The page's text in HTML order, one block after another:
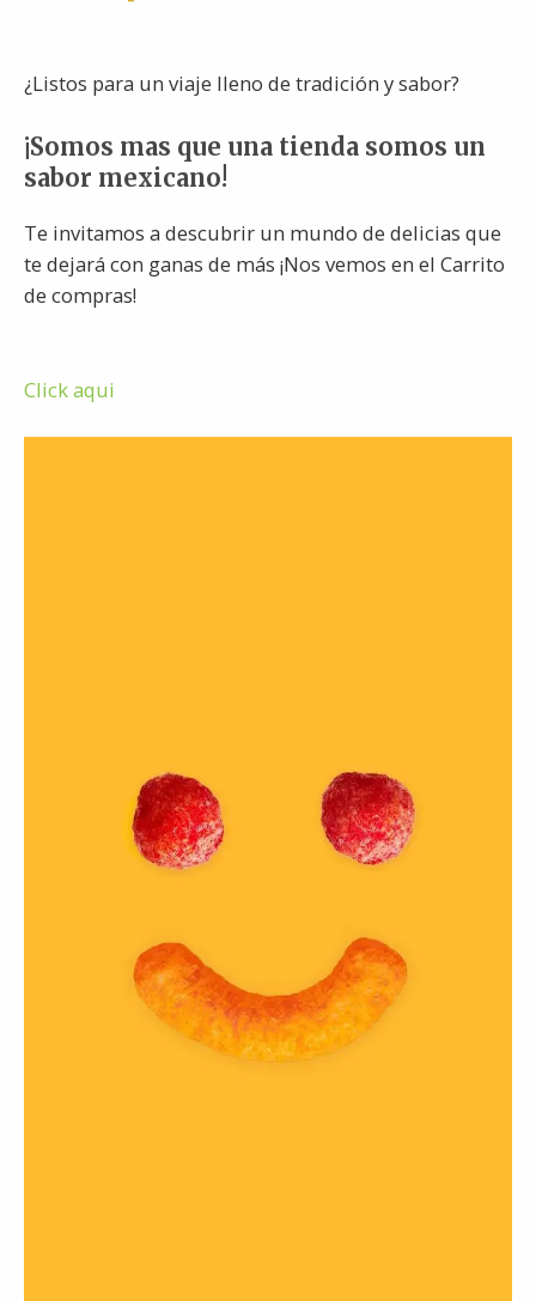
¿Listos para un viaje lleno de tradición y sabor?
¡Somos mas que una tienda somos un
sabor mexicano!
Te invitamos a descubrir un mundo de delicias que
te dejará con ganas de más ¡Nos vemos en el Carrito
de compras!
Click aqui